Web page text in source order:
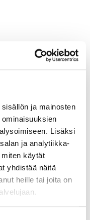
ja mainosten
Lisäksi
ja analytiikka-
käytät
yhdistää näitä
heille tai joita on
yhteisö, yritys
voi tehdä
yhteisö, koulu, muu
palkitsee
-
linkistä viimeistään